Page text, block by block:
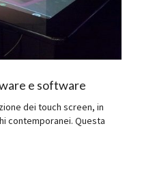
e software
dei touch screen, in
contemporanei. Questa